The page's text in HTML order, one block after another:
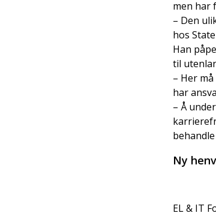
men har
– Den
hos
Han
til
– Her
har
– Å
Ny
EL & IT